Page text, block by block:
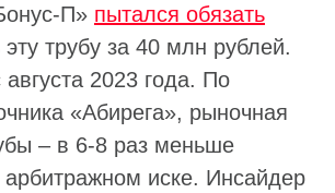
П» пытался обязать
трубу за 40 млн рублей.
августа 2023 года. По
«Абирега», рыночная
– в 6-8 раз меньше
иске. Инсайдер